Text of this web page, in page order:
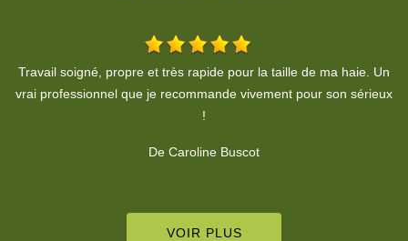
Taille de mes thuyas depuis plusieurs années, travail de qualité,
nettoyage du chantier impeccable, approche professionnelle
VOIR PLUS